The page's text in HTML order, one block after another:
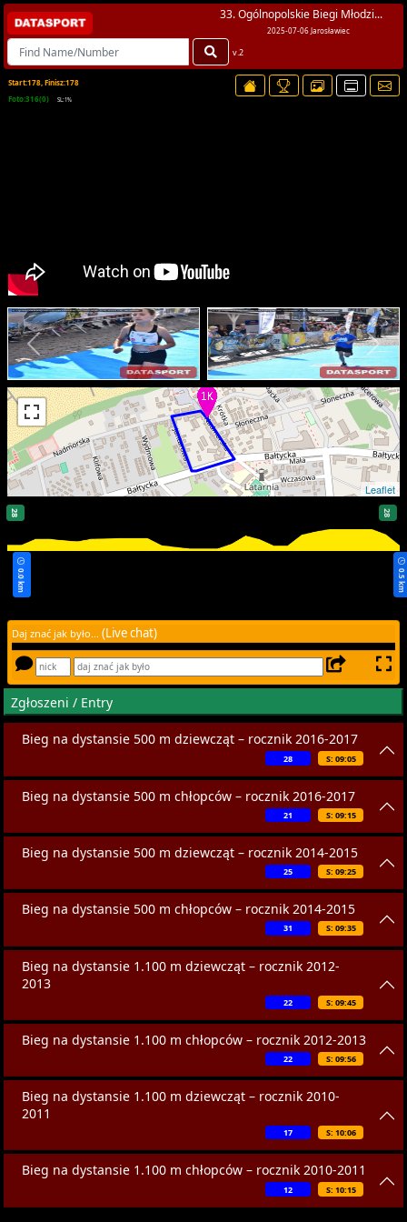
33. Ogólnopolskie Biegi Młodzi...
2025-07-06 Jarosławiec
v.2
Start:178, Finisz:178
Foto:316(0)
SL:1%
Leaflet
0 km
33
28
0.0 km
28
0.5 km
Daj znać jak było... (Live chat)
Zgłoszeni / Entry
Bieg na dystansie 500 m dziewcząt – rocznik 2016-2017
S: 09:05
28
Bieg na dystansie 500 m chłopców – rocznik 2016-2017
S: 09:15
21
Bieg na dystansie 500 m dziewcząt – rocznik 2014-2015
S: 09:25
25
Bieg na dystansie 500 m chłopców – rocznik 2014-2015
S: 09:35
31
Bieg na dystansie 1.100 m dziewcząt – rocznik 2012-
2013
S: 09:45
22
Bieg na dystansie 1.100 m chłopców – rocznik 2012-2013
S: 09:56
22
Bieg na dystansie 1.100 m dziewcząt – rocznik 2010-
2011
S: 10:06
17
Bieg na dystansie 1.100 m chłopców – rocznik 2010-2011
S: 10:15
12